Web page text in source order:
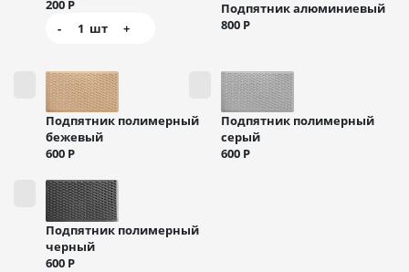
200 Р
-
1 шт +
Подпятник алюминиевый
800 Р
Подпятник полимерный
бежевый
600 Р
Подпятник полимерный
серый
600 Р
Подпятник полимерный
черный
600 Р